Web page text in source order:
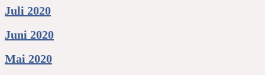
Juli 2020
Juni 2020
Mai 2020